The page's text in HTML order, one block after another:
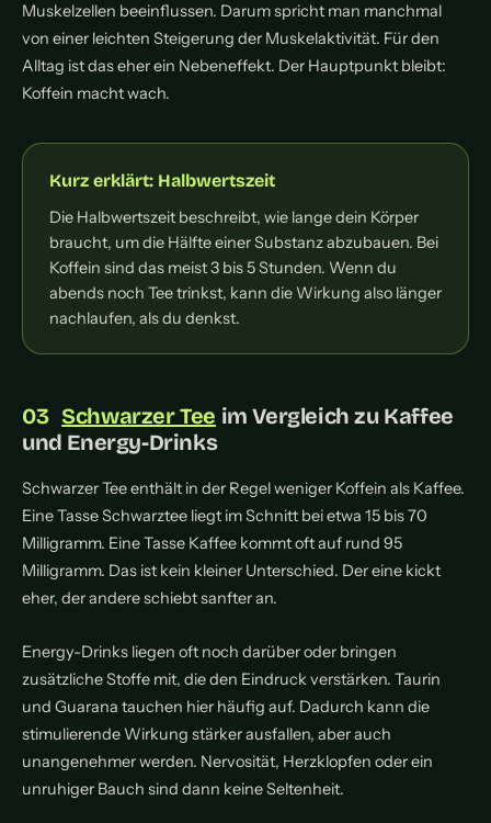
Muskelzellen beeinflussen. Darum spricht man manchmal
von einer leichten Steigerung der Muskelaktivität. Für den
Alltag ist das eher ein Nebeneffekt. Der Hauptpunkt bleibt:
Koffein macht wach.
Kurz erklärt: Halbwertszeit
Die Halbwertszeit beschreibt, wie lange dein Körper
braucht, um die Hälfte einer Substanz abzubauen. Bei
Koffein sind das meist 3 bis 5 Stunden. Wenn du
abends noch Tee trinkst, kann die Wirkung also länger
nachlaufen, als du denkst.
Schwarzer Tee im Vergleich zu Kaffee
und Energy-Drinks
Schwarzer Tee enthält in der Regel weniger Koffein als Kaffee.
Eine Tasse Schwarztee liegt im Schnitt bei etwa 15 bis 70
Milligramm. Eine Tasse Kaffee kommt oft auf rund 95
Milligramm. Das ist kein kleiner Unterschied. Der eine kickt
eher, der andere schiebt sanfter an.
Energy-Drinks liegen oft noch darüber oder bringen
zusätzliche Stoffe mit, die den Eindruck verstärken. Taurin
und Guarana tauchen hier häufig auf. Dadurch kann die
stimulierende Wirkung stärker ausfallen, aber auch
unangenehmer werden. Nervosität, Herzklopfen oder ein
unruhiger Bauch sind dann keine Seltenheit.